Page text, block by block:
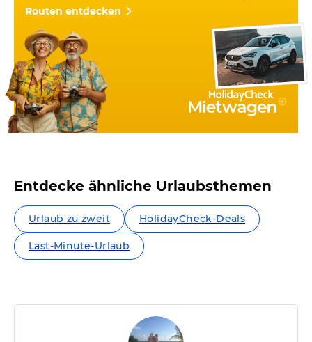
Routen entdecken
Entdecke ähnliche Urlaubsthemen
Urlaub zu zweit HolidayCheck-Deals
Last-Minute-Urlaub